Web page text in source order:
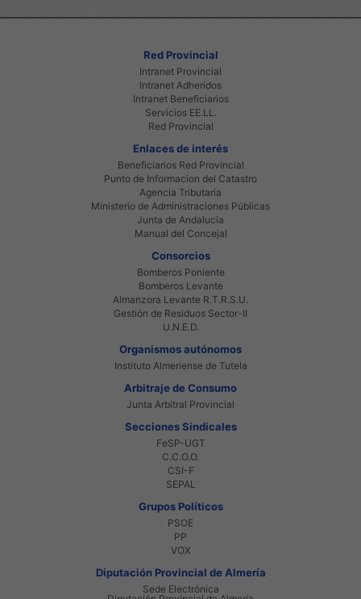
Red Provincial
Intranet Provincial
Intranet Adheridos
Intranet Beneficiarios
Servicios EE.LL.
Red Provincial
Enlaces de interés
Beneficiarios Red Provincial
Punto de Informacion del Catastro
Agencia Tributaria
Ministerio de Administraciones Públicas
Junta de Andalucia
Manual del Concejal
Consorcios
Bomberos Poniente
Bomberos Levante
Almanzora Levante R.T.R.S.U.
Gestión de Residuos Sector-II
U.N.E.D.
Organismos autónomos
Instituto Almeriense de Tutela
Arbitraje de Consumo
Junta Arbitral Provincial
Secciones Sindicales
FeSP-UGT
C.C.O.O.
CSI-F
SEPAL
Grupos Políticos
PSOE
PP
VOX
Diputación Provincial de Almería
Sede Electrónica